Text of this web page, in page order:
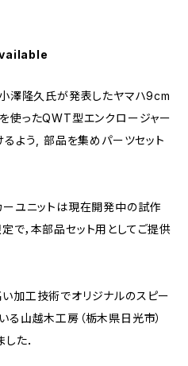
澤隆久氏が発表したヤマハ9cm
使ったQWT型エンクロージャー
よう, 部品を集めパーツセット
ユニットは現在開発中の試作
で，本部品セット用としてご提供
加工技術でオリジナルのスピー
る山越木工房（栃木県日光市）
た．